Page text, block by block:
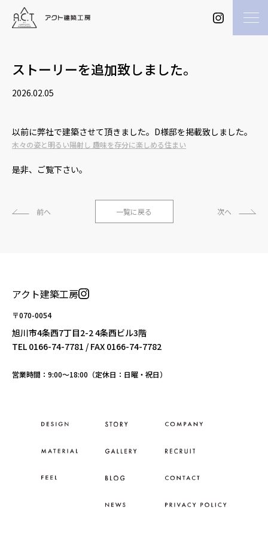
ストーリーを追加致しました。
2026.02.05
以前に弊社で建築させて頂きました。D様邸を掲載致しました。
木々の姿と明るい陽射し 趣味を存分に楽しめる住まい
是非、ご覧下さい。
前へ 一覧に戻る 次へ
アクト建築工房
〒070-0054
旭川市4条西7丁目2-2 4条西ビル3階
TEL 0166-74-7781 / FAX 0166-74-7782
営業時間：9:00〜18:00（定休日：日曜・祝日）